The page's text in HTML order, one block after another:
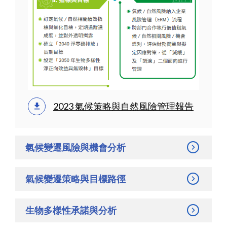
2023 氣候策略與自然風險管理報告
氣候變遷風險與機會分析
氣候變遷策略與目標路徑
生物多樣性承諾與分析